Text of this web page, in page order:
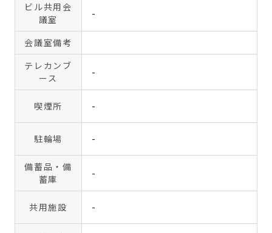
ビル共用会
議室
-
会議室備考
テレカンブ
ース
-
喫煙所 -
駐輪場 -
備蓄品・備
蓄庫
-
共用施設 -